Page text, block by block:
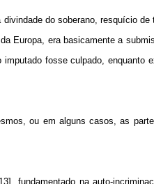
do soberano, resquício de
Europa, era basicamente a
fosse culpado, enquanto
ou em alguns casos, as
fundamentado na auto-